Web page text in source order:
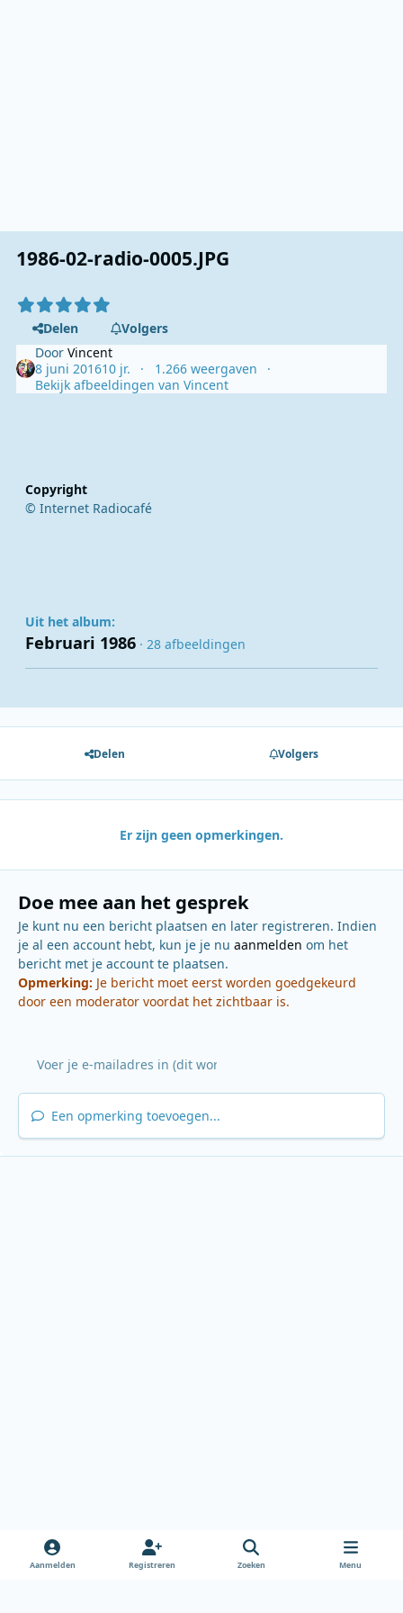
1986-02-radio-0005.JPG
Delen
Volgers
DoorVincent
8 juni 201610 jr.
1.266 weergaven
Bekijk afbeeldingen van Vincent
Copyright
© Internet Radiocafé
Uit het album:
Februari 1986 · 28 afbeeldingen
Delen Volgers
Er zijn geen opmerkingen.
Doe mee aan het gesprek
Je kunt nu een bericht plaatsen en later registreren. Indien
je al een account hebt, kun je je nu aanmelden om het
bericht met je account te plaatsen.
Opmerking: Je bericht moet eerst worden goedgekeurd
door een moderator voordat het zichtbaar is.
Een opmerking toevoegen...
Aanmelden Registreren Zoeken Menu